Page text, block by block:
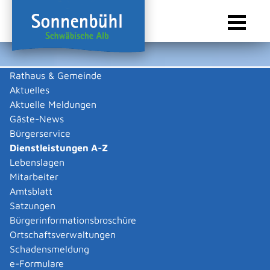
Rathaus & Gemeinde
Aktuelles
Aktuelle Meldungen
Gäste-News
Bürgerservice
Dienstleistungen A-Z
Lebenslagen
Mitarbeiter
Amtsblatt
Satzungen
Bürgerinformationsbroschüre
Ortschaftsverwaltungen
Schadensmeldung
e-Formulare
Sie sind hier:
Dienstleistungen A-Z
Dienstleistungen A-Z
Leistungen
Vielzahl von kommunalen und staatlichen
Verwaltungsvorgängen. Insbesondere erhalten Sie
Informationen zu den erforderlichen Unterlagen die zu
einer bestimmen Verwaltungsdienstleistung notwendig